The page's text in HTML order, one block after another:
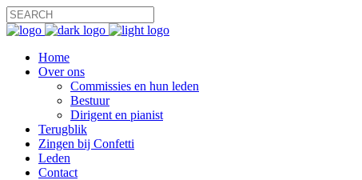
Home
Over ons
Commissies en hun leden
Bestuur
Dirigent en pianist
Terugblik
Zingen bij Confetti
Leden
Contact